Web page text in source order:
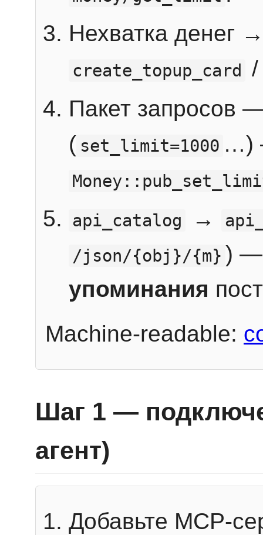
Нехватка денег
create_topup_card
Пакет запросов
( set_limit=1000 …)
api_catalog
→
/json/{obj}/{m} ) —
упоминания
Machine-readable:
Шаг 1 —
агент)
Добавьте MCP-